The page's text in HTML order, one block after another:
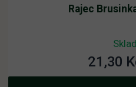
Rajec
21,30